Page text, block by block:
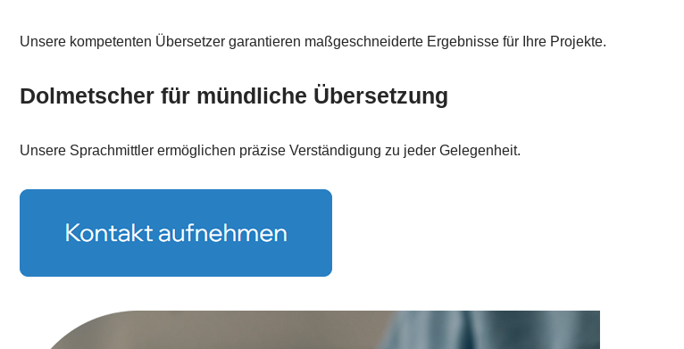
Unsere kompetenten Übersetzer garantieren maßgeschneiderte Ergebnisse für Ihre Projekte.
Dolmetscher für mündliche Übersetzung
Unsere Sprachmittler ermöglichen präzise Verständigung zu jeder Gelegenheit.